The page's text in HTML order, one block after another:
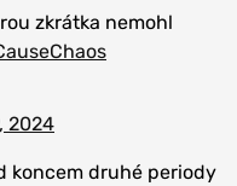
zkrátka nemohl
2024
koncem druhé periody